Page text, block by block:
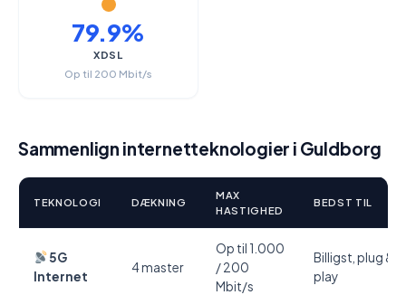
79.9%
XDSL
Op til 200 Mbit/s
Sammenlign internetteknologier i Guldborg
TEKNOLOGI DÆKNING
MAX
HASTIGHED
BEDST TIL
5G
Internet
4 master
Op til 1.000
/ 200
Mbit/s
Billigst, plug &
play